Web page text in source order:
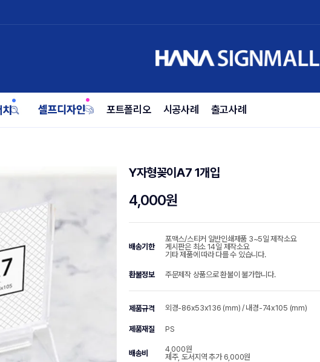
포트폴리오 시공사례 출고사례
Y자형꽂이A7 1개입
4,000원
배송기한
포맥스/스티커 일반인쇄제품 3~5일 제작소요
게시판은 최소 14일 제작소요
기타 제품에 따라 다를 수 있습니다.
환불정보 주문제작 상품으로 환불이 불가합니다.
제품규격 외경-86x53x136 (mm) / 내경-74x105 (mm)
제품재질 PS
배송비
4,000원
제주, 도서지역 추가 6,000원